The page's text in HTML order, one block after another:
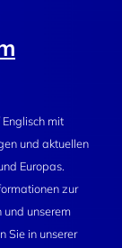
mit
und aktuellen
Europas.
zur
unserem
Sie in unserer